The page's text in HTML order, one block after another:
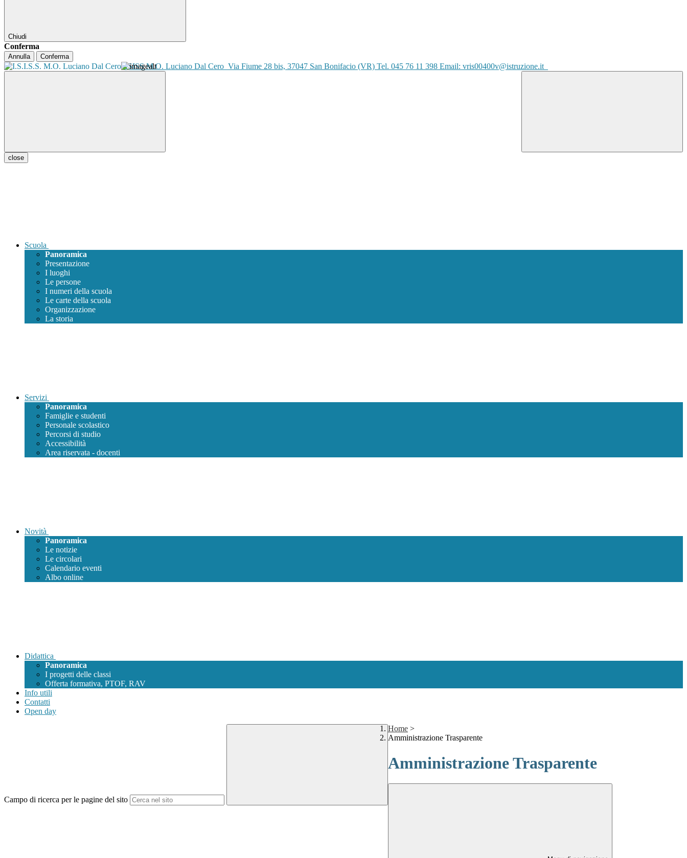
Chiudi
Conferma
Annulla Conferma
ISISS M.O. Luciano Dal Cero Via Fiume 28 bis, 37047 San Bonifacio (VR) Tel. 045 76 11 398 Email: vris00400v@istruzione.it
close
Scuola
Panoramica
Presentazione
I luoghi
Le persone
I numeri della scuola
Le carte della scuola
Organizzazione
La storia
Servizi
Panoramica
Famiglie e studenti
Personale scolastico
Percorsi di studio
Accessibilità
Area riservata - docenti
Novità
Panoramica
Le notizie
Le circolari
Calendario eventi
Albo online
Didattica
Panoramica
I progetti delle classi
Offerta formativa, PTOF, RAV
Info utili
Contatti
Open day
Campo di ricerca per le pagine del sito
Home >
Amministrazione Trasparente
Amministrazione Trasparente